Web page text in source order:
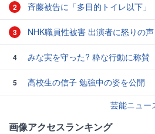
2 斉藤被告に「多目的トイレ以下」
3 NHK職員性被害 出演者に怒りの声
4 みな実を守った? 粋な行動に称賛
5
高校生の信子 勉強中の姿を公開
芸能ニュー
画像アクセスランキング